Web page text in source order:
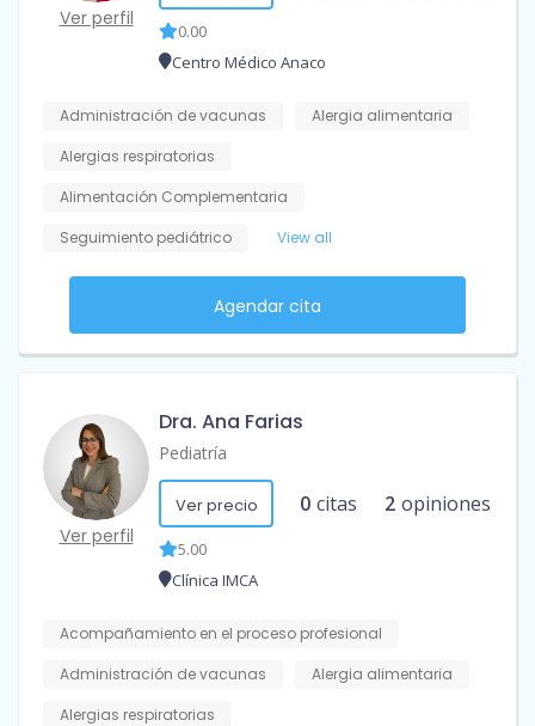
Ver perfil
0.00
Centro Médico Anaco
Administración de vacunas
Alergia alimentaria
Alergias respiratorias
Alimentación Complementaria
Seguimiento pediátrico
View all
Agendar cita
Ver perfil
Dra. Ana Farias
Pediatría
Ver precio 0 citas 2 opiniones
5.00
Clínica IMCA
Acompañamiento en el proceso profesional
Administración de vacunas
Alergia alimentaria
Alergias respiratorias